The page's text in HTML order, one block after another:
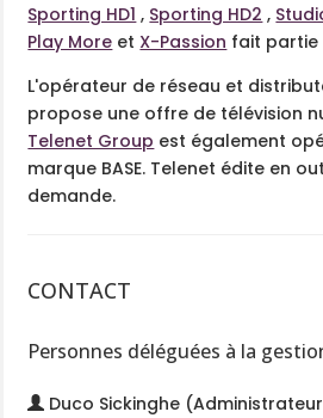
Sporting HD1 , Sporting HD2 ,
Play More et X-Passion fait partie
L'opérateur de réseau et
propose une offre de télévision
Telenet Group est également
marque BASE. Telenet édite en
demande.
CONTACT
Personnes déléguées à la
Duco Sickinghe